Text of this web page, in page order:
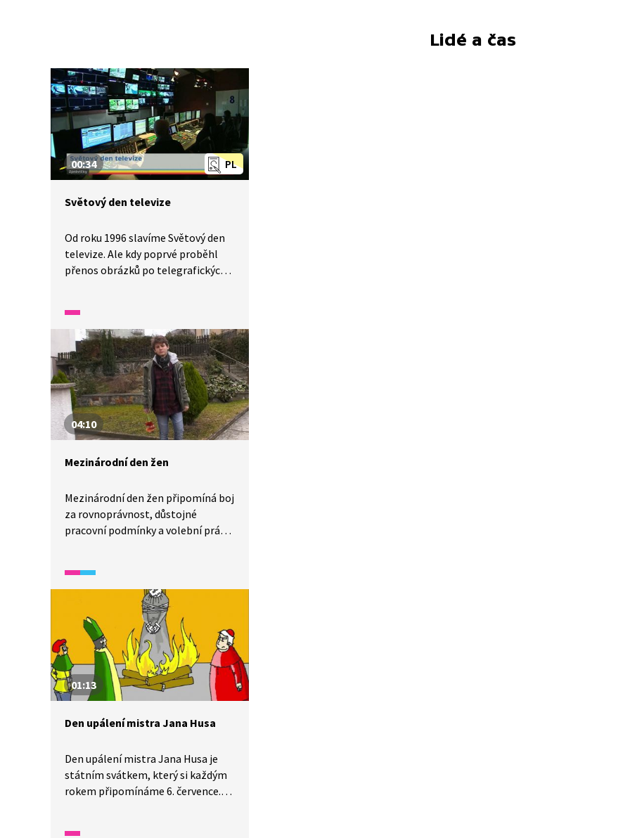
Lidé a čas
PL
00:34
Světový den televize
Od roku 1996 slavíme Světový den
televize. Ale kdy poprvé proběhl
přenos obrázků po telegrafických
hodin denně u ní trávíte?
04:10
Mezinárodní den žen
Mezinárodní den žen připomíná boj
za rovnoprávnost, důstojné
pracovní podmínky a volební právo
století a jaký význam má dnes?
Video přibližuje historické
souvislosti vzniku MDŽ, ale i to, že
i dnes jsou nerovnosti mezi
přístupem k ženám a mužům.
01:13
Den upálení mistra Jana Husa
Den upálení mistra Jana Husa je
státním svátkem, který si každým
rokem připomínáme 6. července.